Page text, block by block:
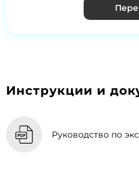
Инструкции и
Руководство по